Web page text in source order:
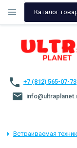
Каталог
+7 (812) 565-07-73
Встраиваемая